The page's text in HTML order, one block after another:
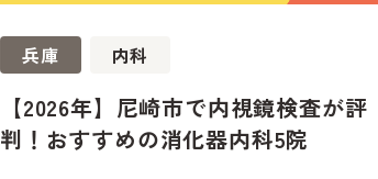
兵庫 内科
【2026年】尼崎市で内視鏡検査が評
判！おすすめの消化器内科5院